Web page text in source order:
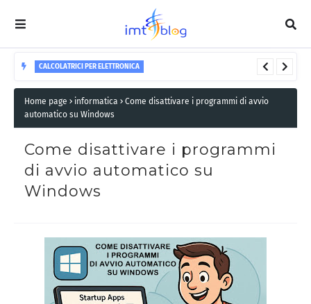
CALCOLATRICI PER ELETTRONICA
totale
Home page informatica
Come disattivare i programmi di avvio
automatico su Windows
Come disattivare i programmi
di avvio automatico su
Windows